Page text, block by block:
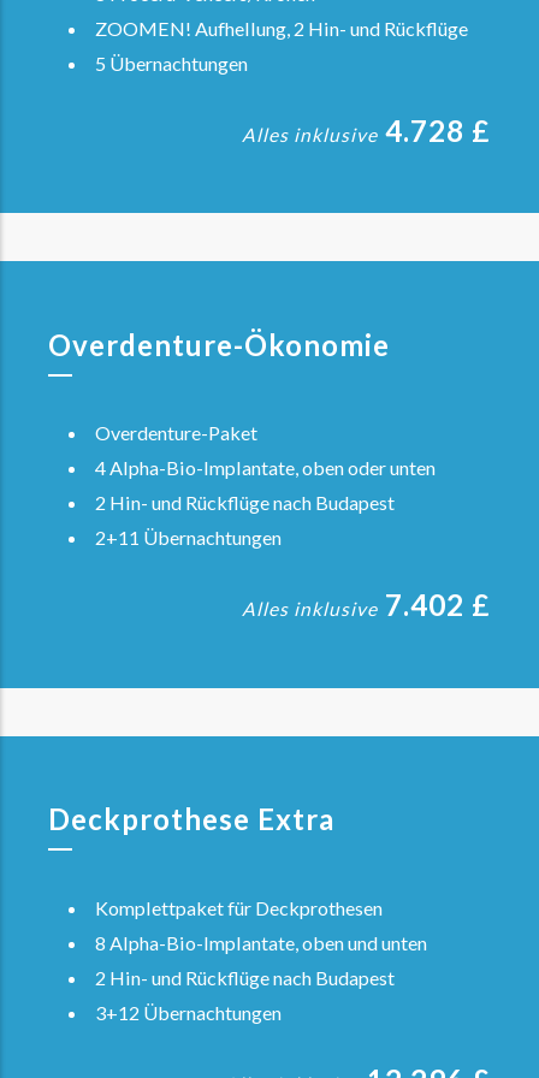
ZOOMEN! Aufhellung, 2 Hin- und Rückflüge
5 Übernachtungen
Alles inklusive 4.728 £
Overdenture-Ökonomie
Overdenture-Paket
4 Alpha-Bio-Implantate, oben oder unten
2 Hin- und Rückflüge nach Budapest
2+11 Übernachtungen
Alles inklusive 7.402 £
Deckprothese Extra
Komplettpaket für Deckprothesen
8 Alpha-Bio-Implantate, oben und unten
2 Hin- und Rückflüge nach Budapest
3+12 Übernachtungen